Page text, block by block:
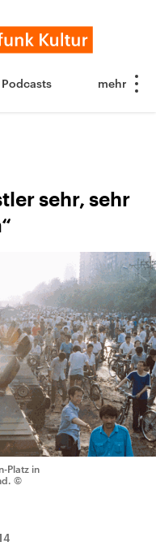
Podcasts
sehr, sehr
Platz in
©